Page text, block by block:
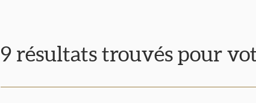
9 résultats trouvés pour